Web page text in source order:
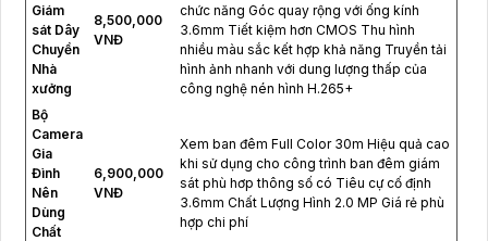
Giám
sát Dây
Chuyền
Nhà
xưởng
8,500,000
VNĐ
chức năng Góc quay rộng với ống kính
3.6mm Tiết kiệm hơn CMOS Thu hình
nhiều màu sắc kết hợp khả năng Truyền tải
hình ảnh nhanh với dung lượng thấp của
công nghệ nén hình H.265+
Bộ
Camera
Gia
Đình
Nên
Dùng
Chất
6,900,000
VNĐ
Xem ban đêm Full Color 30m Hiệu quả cao
khi sử dụng cho công trình ban đêm giám
sát phù hơp thông số có Tiêu cự cố định
3.6mm Chất Lượng Hình 2.0 MP Giá rẻ phù
hợp chi phí